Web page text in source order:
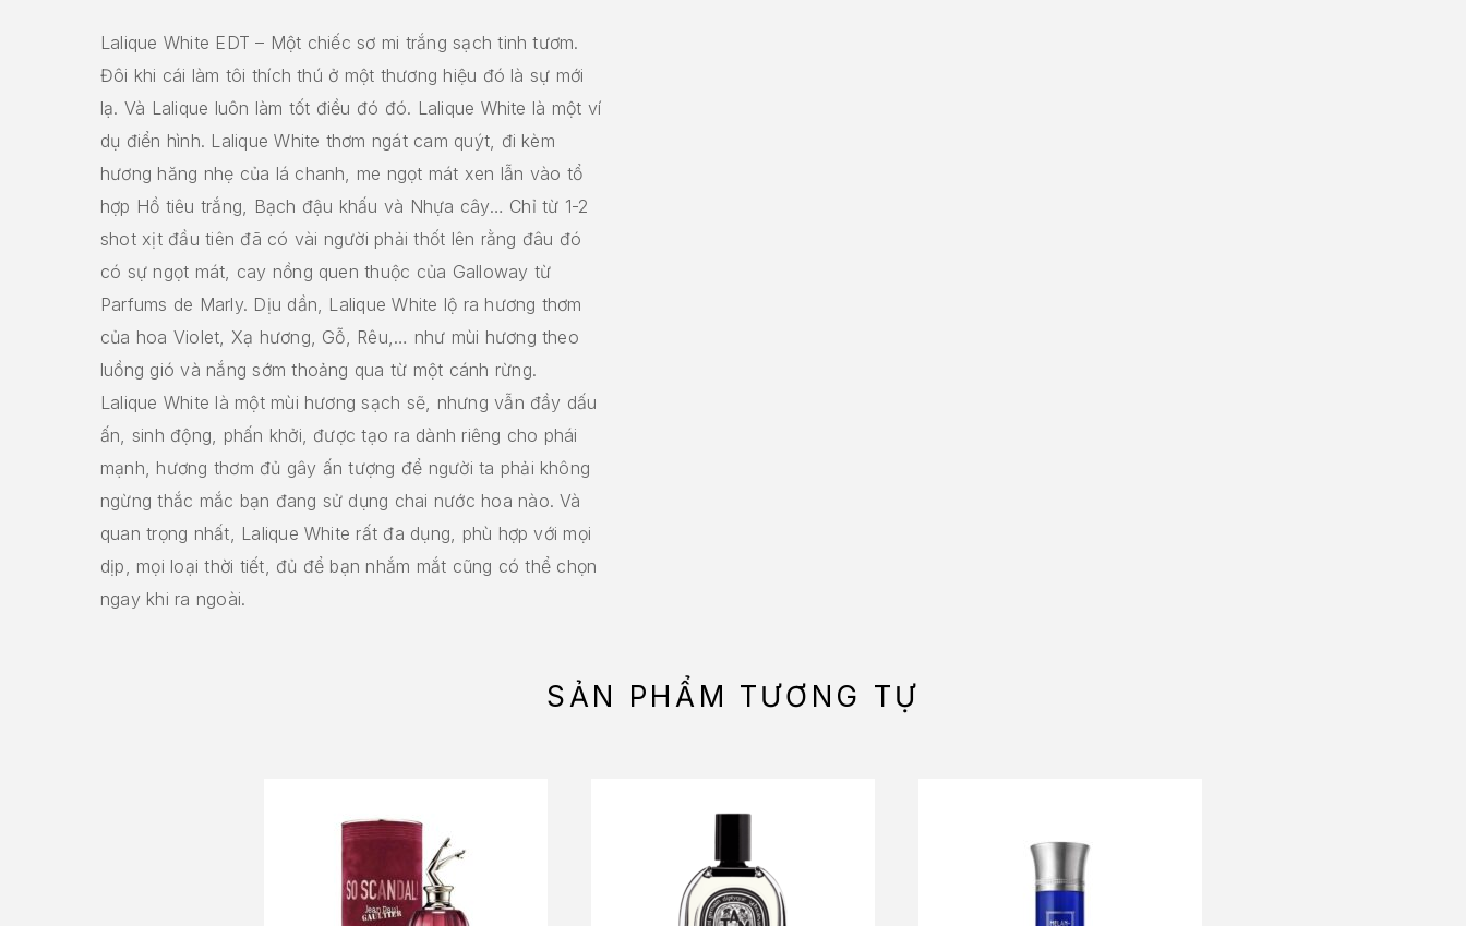
Lalique White EDT – Một chiếc sơ mi trắng sạch tinh tươm.
Đôi khi cái làm tôi thích thú ở một thương hiệu đó là sự mới
lạ. Và Lalique luôn làm tốt điều đó đó. Lalique White là một ví
dụ điển hình. Lalique White thơm ngát cam quýt, đi kèm
hương hăng nhẹ của lá chanh, me ngọt mát xen lẫn vào tổ
hợp Hồ tiêu trắng, Bạch đậu khấu và Nhựa cây… Chỉ từ 1-2
shot xịt đầu tiên đã có vài người phải thốt lên rằng đâu đó
có sự ngọt mát, cay nồng quen thuộc của Galloway từ
Parfums de Marly. Dịu dần, Lalique White lộ ra hương thơm
của hoa Violet, Xạ hương, Gỗ, Rêu,… như mùi hương theo
luồng gió và nắng sớm thoảng qua từ một cánh rừng.
Lalique White là một mùi hương sạch sẽ, nhưng vẫn đầy dấu
ấn, sinh động, phấn khởi, được tạo ra dành riêng cho phái
mạnh, hương thơm đủ gây ấn tượng để người ta phải không
ngừng thắc mắc bạn đang sử dụng chai nước hoa nào. Và
quan trọng nhất, Lalique White rất đa dụng, phù hợp với mọi
dịp, mọi loại thời tiết, đủ để bạn nhắm mắt cũng có thể chọn
ngay khi ra ngoài.
SẢN PHẨM TƯƠNG TỰ